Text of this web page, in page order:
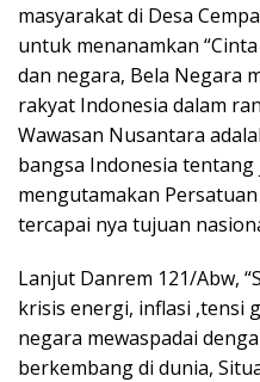
masyarakat di Desa
untuk menanamkan
dan negara, Bela Negara
rakyat Indonesia dalam
Wawasan Nusantara
bangsa Indonesia
mengutamakan
tercapai nya tujuan
Lanjut Danrem 121/Abw,
krisis energi, inflasi ,tensi
negara mewaspadai
berkembang di dunia,